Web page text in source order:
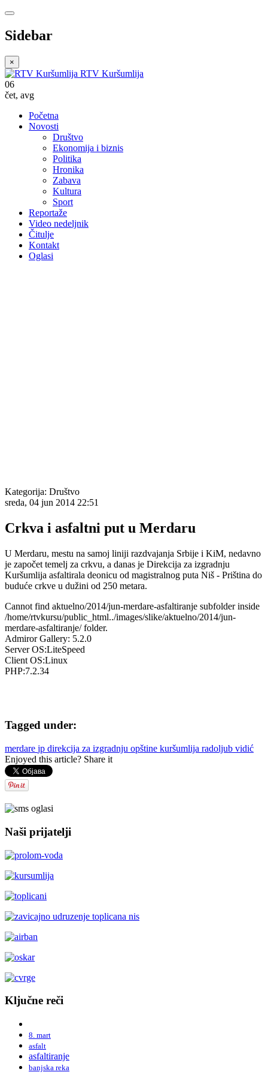
Sidebar
×
RTV Kuršumlija
06
čet, avg
Početna
Novosti
Društvo
Ekonomija i biznis
Politika
Hronika
Zabava
Kultura
Sport
Reportaže
Video nedeljnik
Čitulje
Kontakt
Oglasi
Kategorija: Društvo
sreda, 04 jun 2014 22:51
Crkva i asfaltni put u Merdaru
U Merdaru, mestu na samoj liniji razdvajanja Srbije i KiM, nedavno
je započet temelj za crkvu, a danas je Direkcija za izgradnju
Kuršumlija asfaltirala deonicu od magistralnog puta Niš - Priština do
buduće crkve u dužini od 250 metara.
Cannot find aktuelno/2014/jun-merdare-asfaltiranje subfolder inside
/home/rtvkursu/public_html../images/slike/aktuelno/2014/jun-
merdare-asfaltiranje/ folder.
Admiror Gallery: 5.2.0
Server OS:LiteSpeed
Client OS:Linux
PHP:7.2.34
Tagged under:
merdare jp direkcija za izgradnju opštine kuršumlija radoljub vidić
Enjoyed this article? Share it
Naši prijatelji
Ključne reči
8. mart
asfalt
asfaltiranje
banjska reka